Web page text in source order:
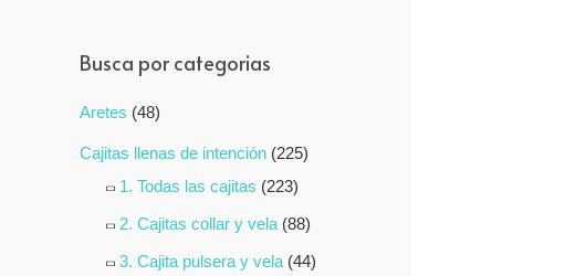
d
a
0
d
e
5
Busca por categorias
Aretes (48)
Cajitas llenas de intención (225)
1. Todas las cajitas (223)
2. Cajitas collar y vela (88)
3. Cajita pulsera y vela (44)